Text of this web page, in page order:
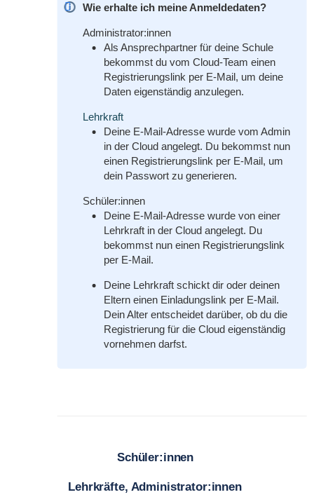
Wie erhalte ich meine Anmeldedaten?
Administrator:innen
Als Ansprechpartner für deine Schule
bekommst du vom Cloud-Team einen
Registrierungslink per E-Mail, um deine
Daten eigenständig anzulegen.
Lehrkraft
Deine E-Mail-Adresse wurde vom Admin
in der Cloud angelegt. Du bekommst nun
einen Registrierungslink per E-Mail, um
dein Passwort zu generieren.
Schüler:innen
Deine E-Mail-Adresse wurde von einer
Lehrkraft in der Cloud angelegt. Du
bekommst nun einen Registrierungslink
per E-Mail.
Deine Lehrkraft schickt dir oder deinen
Eltern einen Einladungslink per E-Mail.
Dein Alter entscheidet darüber, ob du die
Registrierung für die Cloud eigenständig
vornehmen darfst.
Schüler:innen
Lehrkräfte, Administrator:innen